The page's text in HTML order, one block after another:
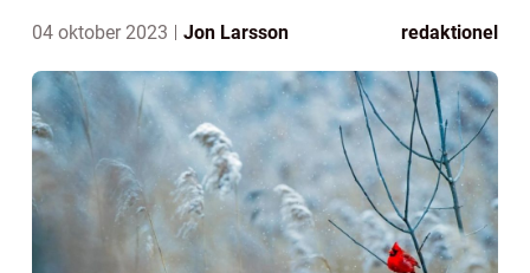
04 oktober 2023 Jon Larsson redaktionel